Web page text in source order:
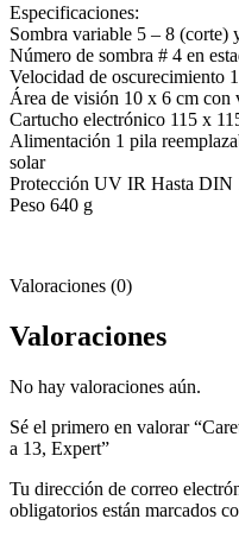
Especificaciones:
Sombra variable 5 – 8 (corte)
Número de sombra # 4 en
Velocidad de oscurecimiento
Área de visión 10 x 6 cm con
Cartucho electrónico 115 x
Alimentación 1 pila
solar
Protección UV IR Hasta DIN
Peso 640 g
Valoraciones (0)
Valoraciones
No hay valoraciones aún.
Sé el primero en valorar
a 13, Expert”
Tu dirección de correo
obligatorios están marcados